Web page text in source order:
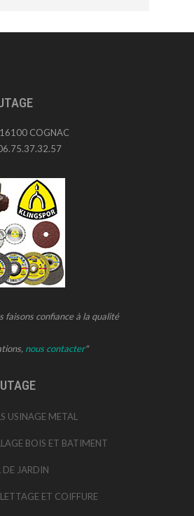
COGNAC
faisons confiance à la qualité
nous contacter"
USINAGE METAL
BOIS ET BATIMENT
JARDIN
ET COIFFURE